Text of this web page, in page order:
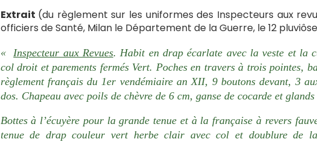
Extrait (du règlement sur les uniformes des Inspecteurs aux
officiers de Santé, Milan le Département de la Guerre, le 12
« Inspecteur aux Revues. Habit en drap écarlate avec la veste et la
col droit et parements fermés Vert. Poches en travers à trois pointes,
règlement français du 1er vendémiaire an XII, 9 boutons devant, 3
dos. Chapeau avec poils de chèvre de 6 cm, ganse de cocarde et
Bottes à l’écuyère pour la grande tenue et à la française à revers
tenue de drap couleur vert herbe clair avec col et doublure de la